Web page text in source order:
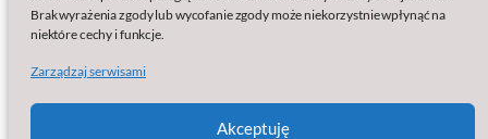
Brak wyrażenia zgody lub wycofanie zgody może niekorzystnie wpłynąć na
niektóre cechy i funkcje.
Zarządzaj serwisami
Akceptuję
baSap sp. z o.o.
Regon: 387102999